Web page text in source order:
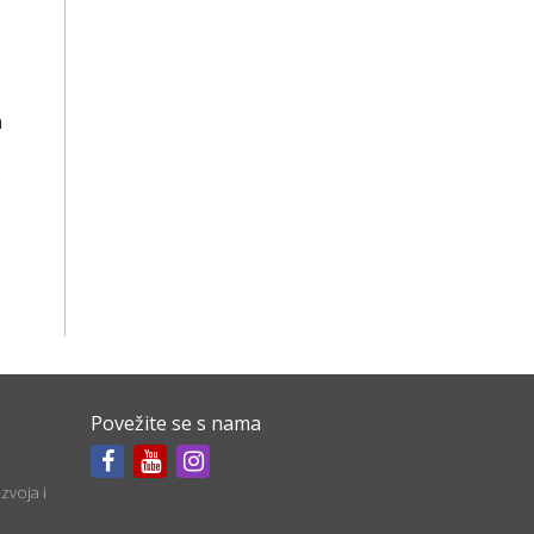
i
Povežite se s nama